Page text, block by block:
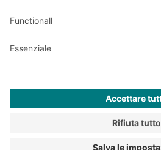
011 9063242
© 2026 BITO-Lagertechnik Bittmann
Questa offerta è destinata
commercio e alle professioni per
indipendenti, professionali o
Informazioni azienda